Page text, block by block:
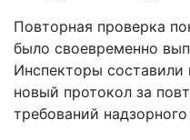
Повторная проверка
было своевременно
Инспекторы
новый протокол за
требований надзорного